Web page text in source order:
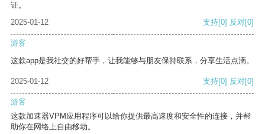
证。
2025-01-12
支持[0] 反对[0]
游客
这款app是我社交的好帮手，让我能够与朋友保持联系，分享生活点滴。
2025-01-12 支持[0] 反对[0]
游客
这款加速器VPM应用程序可以给你提供最高速度和安全性的连接，并帮
助你在网络上自由移动。